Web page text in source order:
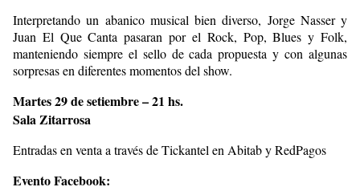
Interpretando un abanico musical bien diverso, Jorge Nasser y
Juan El Que Canta pasaran por el Rock, Pop, Blues y Folk,
manteniendo siempre el sello de cada propuesta y con algunas
sorpresas en diferentes momentos del show.
Martes 29 de setiembre – 21 hs.
Sala Zitarrosa
Entradas en venta a través de Tickantel en Abitab y RedPagos
Evento Facebook: